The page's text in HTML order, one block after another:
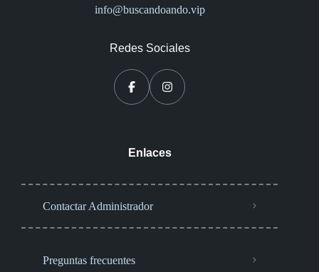
info@buscandoando.vip
Redes Sociales
Enlaces
Contactar Administrador
Preguntas frecuentes